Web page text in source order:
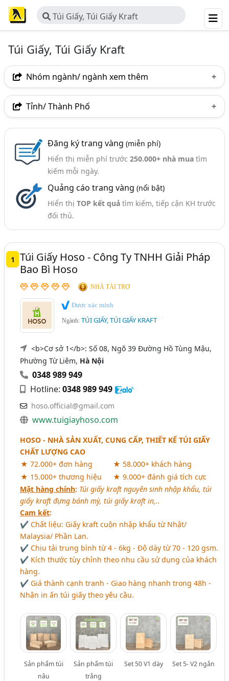
Túi Giấy, Túi Giấy Kraft
Túi Giấy, Túi Giấy Kraft
Nhóm ngành/ ngành xem thêm
Ngành nghề
Ngành xem thêm
In Bao Bì Giấy (In Túi Giấy, Thùng Giấy, Hộp Giấy) (926)
Dây Quai Túi Giấy (Dây Giấy, Dây Tết, Dây Xoắn Thừng,.)
(33)
Tỉnh/ Thành Phố
Bình Dương
Tp. Đà Nẵng
TP. Hải Phòng
Bà Rịa-Vũng Tàu
Bắc Ninh
Hưng Yên
Nam Định Nghệ An
Quảng Ninh
Thái Bình
Thái Nguyên
Thanh Hóa
Thừa Thiên Huế
TP. Cần Thơ
Đắk Lắk
Bắc Giang Hà Nam
Hải Dương
Long An
Ninh Bình Quảng Nam Tây Ninh
Đăng ký trang vàng (miễn phí)
Hiển thị miễn phí trước 250.000+ nhà muatìm
kiếm mỗi ngày.
Quảng cáo trang vàng (nổi bật)
Hiển thị TOP kết quảtìm kiếm, tiếp cận KH trước
đối thủ.
1
Túi Giấy Hoso - Công Ty TNHH Giải Pháp
Bao Bì Hoso
NHÀ TÀI TRỢ
Được xác minh
Ngành:TÚI GIẤY, TÚI GIẤY KRAFT
<b>Cơ sở 1</b>: Số 08, Ngõ 39 Đường Hồ Tùng Mậu,
Phường Từ Liêm, Hà Nội
0348 989 949
Hotline:0348 989 949
hoso.official@gmail.com
www.tuigiayhoso.com
HOSO - NHÀ SẢN XUẤT, CUNG CẤP, THIẾT KẾ TÚI GIẤY
CHẤT LƯỢNG CAO
★ 72.000+ đơn hàng
★ 58.000+ khách hàng
★ 15.000+ thương hiệu
★ 9.000+ đánh giá tích cực
Mặt hàng chính: Túi giấy kraft nguyên sinh nhập khẩu, túi
giấy kraft đựng bánh mỳ, túi giấy kraft in,..
Cam kết:
✔ Chất liệu: Giấy kraft cuộn nhập khẩu từ Nhật/
Malaysia/ Phần Lan.
✔ Chịu tải trung bình từ 4 - 6kg - Độ dày từ 70 - 120 gsm.
✔ Kích thước tùy chỉnh theo nhu cầu sử dụng của khách
hàng.
✔ Giá thành cạnh tranh - Giao hàng nhanh trong 48h -
Nhận in ấn túi giấy theo yêu cầu.
Sản phẩm túi
nâu
Sản phẩm túi
trắng
Set 50 V1 dày Set 5- V2 ngắn